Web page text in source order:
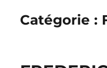
Catégorie :